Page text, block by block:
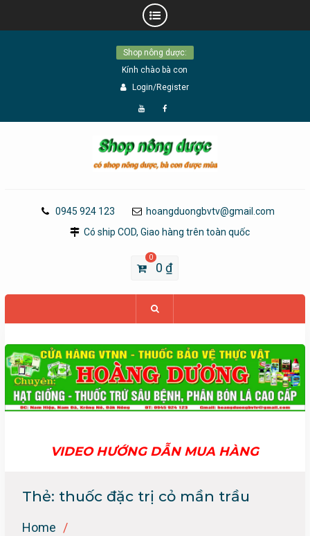
Shop nông dược:
Kính chào bà con
Login/Register
Đăng
YouTube
Page
0945 924 123
hoangduongbvtv@gmail.com
Có ship COD, Giao hàng trên toàn quốc
0
0₫
VIDEO HƯỚNG DẪN MUA HÀNG
Thẻ: thuốc đặc trị cỏ mần trầu
Home